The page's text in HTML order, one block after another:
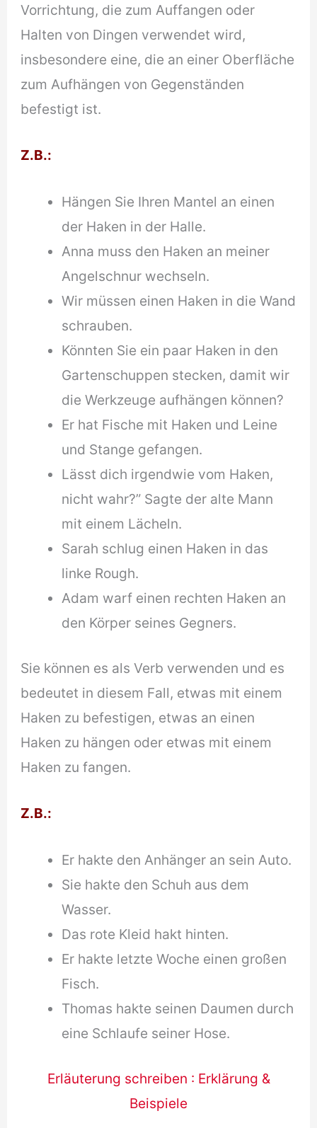
Vorrichtung, die zum Auffangen oder
Halten von Dingen verwendet wird,
insbesondere eine, die an einer Oberfläche
zum Aufhängen von Gegenständen
befestigt ist.
Z.B.:
Hängen Sie Ihren Mantel an einen
der Haken in der Halle.
Anna muss den Haken an meiner
Angelschnur wechseln.
Wir müssen einen Haken in die Wand
schrauben.
Könnten Sie ein paar Haken in den
Gartenschuppen stecken, damit wir
die Werkzeuge aufhängen können?
Er hat Fische mit Haken und Leine
und Stange gefangen.
Lässt dich irgendwie vom Haken,
nicht wahr?” Sagte der alte Mann
mit einem Lächeln.
Sarah schlug einen Haken in das
linke Rough.
Adam warf einen rechten Haken an
den Körper seines Gegners.
Sie können es als Verb verwenden und es
bedeutet in diesem Fall, etwas mit einem
Haken zu befestigen, etwas an einen
Haken zu hängen oder etwas mit einem
Haken zu fangen.
Z.B.:
Er hakte den Anhänger an sein Auto.
Sie hakte den Schuh aus dem
Wasser.
Das rote Kleid hakt hinten.
Er hakte letzte Woche einen großen
Fisch.
Thomas hakte seinen Daumen durch
eine Schlaufe seiner Hose.
Erläuterung schreiben : Erklärung &
Beispiele